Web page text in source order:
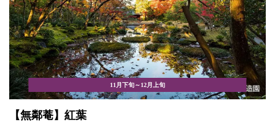
11月下旬～12月上旬
【無鄰菴】紅葉